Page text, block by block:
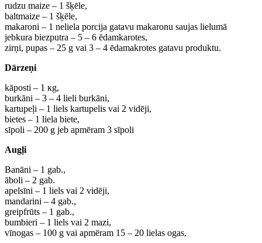
rudzu maize – 1 šķēle,
baltmaize – 1 šķēle,
makaroni – 1 neliela porcija gatavu makaronu saujas lielumā
jebkura biezputra – 5 – 6 ēdamkarotes,
zirņi, pupas – 25 g vai 3 – 4 ēdamakrotes gatavu produktu.
Dārzeņi
kāposti – 1 кg,
burkāni – 3 – 4 lieli burkāni,
kartupeļi – 1 liels kartupelis vai 2 vidēji,
bietes – 1 liela biete,
sīpoli – 200 g jeb apmēram 3 sīpoli
Augļi
Banāni – 1 gab.,
āboli – 2 gab.
apelsīni – 1 liels vai 2 vidēji,
mandarini – 4 gab.,
greipfrūts – 1 gab.,
bumbieri – 1 liels vai 2 mazi,
vīnogas – 100 g vai apmēram 15 – 20 lielas ogas,